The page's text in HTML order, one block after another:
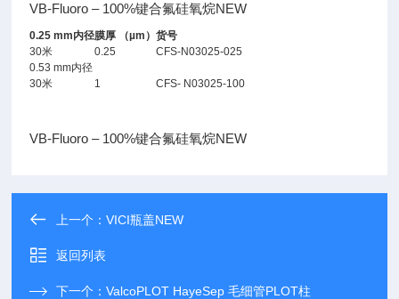
VB-Fluoro – 100%键合氟硅氧烷NEW
0.25 mm内径膜厚 （µm）货号
30米
0.25
CFS-N03025-025
0.53 mm内径
30米
1 CFS- N03025-100
VB-Fluoro – 100%键合氟硅氧烷NEW
上一个：VICI瓶盖NEW
返回列表
下一个：ValcoPLOT HayeSep 毛细管PLOT柱